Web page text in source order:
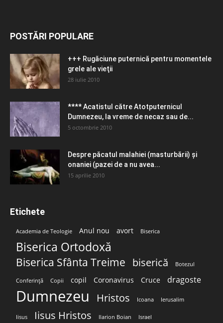
POSTĂRI POPULARE
+++ Rugăciune puternică pentru momentele
grele ale vieţii
28 iulie 2010
**** Acatistul către Atotputernicul
Dumnezeu, la vreme de necaz sau de...
5 octombrie 2010
Despre păcatul malahiei (masturbării) şi
onaniei (pazei de a nu avea...
15 aprilie 2010
Etichete
Academia de Teologie Anul nou avort Biserica
Biserica Ortodoxă
Biserica Sfânta Treime biserică Botezul
Conferință Copii copil Coronavirus Cruce dragoste
Dumnezeu Hristos Icoana Ierusalim
Iisus Iisus Hristos Ilarion Boian Israel